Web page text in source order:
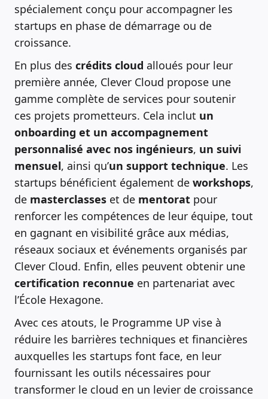
spécialement conçu pour accompagner les
startups en phase de démarrage ou de
croissance.
En plus des crédits cloud alloués pour leur
première année, Clever Cloud propose une
gamme complète de services pour soutenir
ces projets prometteurs. Cela inclut un
onboarding et un accompagnement
personnalisé avec nos ingénieurs, un suivi
mensuel, ainsi qu’un support technique. Les
startups bénéficient également de workshops,
de masterclasses et de mentorat pour
renforcer les compétences de leur équipe, tout
en gagnant en visibilité grâce aux médias,
réseaux sociaux et événements organisés par
Clever Cloud. Enfin, elles peuvent obtenir une
certification reconnue en partenariat avec
l’École Hexagone.
Avec ces atouts, le Programme UP vise à
réduire les barrières techniques et financières
auxquelles les startups font face, en leur
fournissant les outils nécessaires pour
transformer le cloud en un levier de croissance